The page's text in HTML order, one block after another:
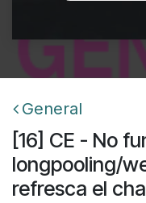
General
[16] CE - No
longpooling/
refresca el